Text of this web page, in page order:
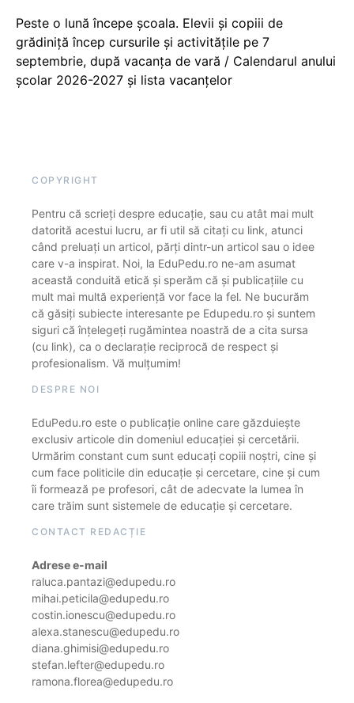
Peste o lună începe școala. Elevii și copiii de
grădiniță încep cursurile și activitățile pe 7
septembrie, după vacanța de vară / Calendarul anului
școlar 2026-2027 și lista vacanțelor
COPYRIGHT
Pentru că scrieți despre educație, sau cu atât mai mult
datorită acestui lucru, ar fi util să citați cu link, atunci
când preluați un articol, părți dintr-un articol sau o idee
care v-a inspirat. Noi, la EduPedu.ro ne-am asumat
această conduită etică și sperăm că și publicațiile cu
mult mai multă experiență vor face la fel. Ne bucurăm
că găsiți subiecte interesante pe Edupedu.ro și suntem
siguri că înțelegeți rugămintea noastră de a cita sursa
(cu link), ca o declarație reciprocă de respect și
profesionalism. Vă mulțumim!
DESPRE NOI
EduPedu.ro este o publicație online care găzduiește
exclusiv articole din domeniul educației și cercetării.
Urmărim constant cum sunt educați copiii noștri, cine și
cum face politicile din educație și cercetare, cine și cum
îi formează pe profesori, cât de adecvate la lumea în
care trăim sunt sistemele de educație și cercetare.
CONTACT REDACȚIE
Adrese e-mail
raluca.pantazi@edupedu.ro
mihai.peticila@edupedu.ro
costin.ionescu@edupedu.ro
alexa.stanescu@edupedu.ro
diana.ghimisi@edupedu.ro
stefan.lefter@edupedu.ro
ramona.florea@edupedu.ro